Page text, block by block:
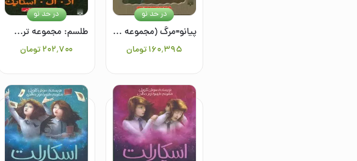
پیانو=مرگ (مجموعه ترس و لرز)
۱۶۰٬۳۹۵تومان
در حد نو
طلسم: مجموعه ترس و لرز
۲۰۲٬۷۰۰تومان
در حد نو